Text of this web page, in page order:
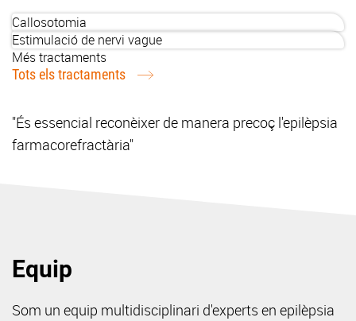
Callosotomia
Estimulació de nervi vague
Més tractaments
Tots els tractaments
"És essencial reconèixer de manera precoç l'epilèpsia
farmacorefractària"
Equip
Som un equip multidisciplinari d'experts en epilèpsia